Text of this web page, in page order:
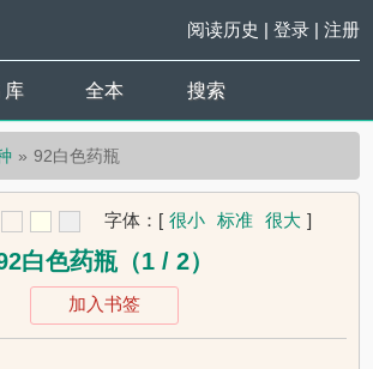
阅读历史 | 登录| 注册
库 全本 搜索
92白色药瓶
字体： [ 很小 标准 很大 ]
白色药瓶（1 / 2）
加入书签